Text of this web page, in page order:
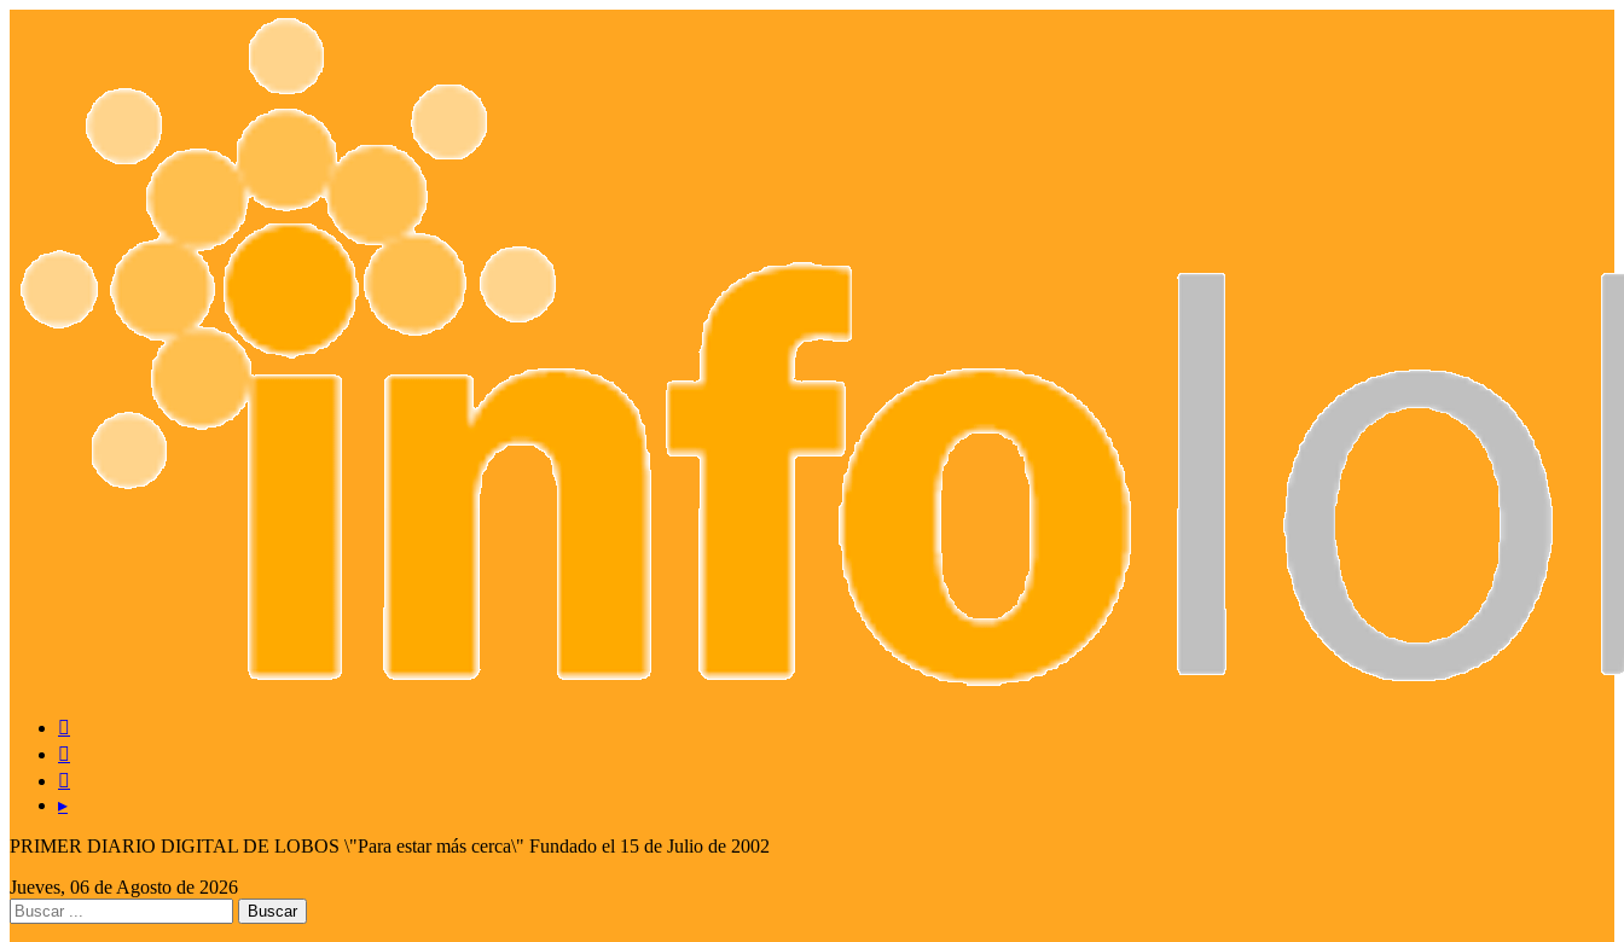



▸
PRIMER DIARIO DIGITAL DE LOBOS \"Para estar más cerca\" Fundado el 15 de Julio de 2002
Jueves, 06 de Agosto de 2026